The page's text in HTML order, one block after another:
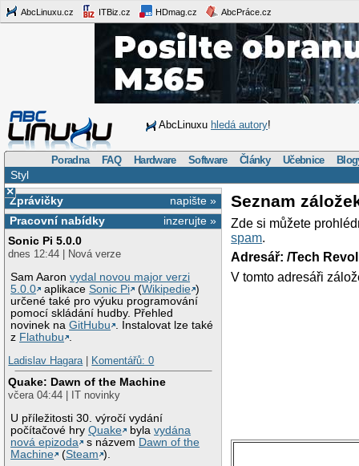
AbcLinuxu.cz ITBiz.cz HDmag.cz AbcPráce.cz
AbcLinuxu hledá autory!
Poradna FAQ Hardware Software Články Učebnice
Styl
×
napište »
Zprávičky
inzerujte »
Pracovní nabídky
Sonic Pi 5.0.0
dnes 12:44 | Nová verze
Sam Aaronvydal novou major verzi
5.0.0
aplikaceSonic Pi (Wikipedie )
určené také pro výuku programování
pomocí skládání hudby. Přehled
novinek naGitHubu
. Instalovat lze také
z Flathubu
Ladislav Hagara| Komentářů: 0
Quake: Dawn of the Machine
včera 04:44 | IT novinky
U příležitosti 30. výročí vydání
počítačové hryQuake bylavydána
nová epizoda
s názvem Dawn of the
Machine
(Steam ).
Seznam
Zde si můžete
spam.
Adresář: /Tech
V tomto adresáři